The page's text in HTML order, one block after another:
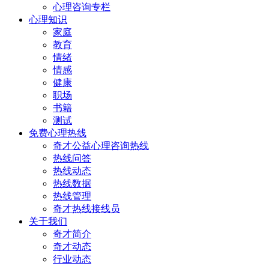
心理咨询专栏
心理知识
家庭
教育
情绪
情感
健康
职场
书籍
测试
免费心理热线
奇才公益心理咨询热线
热线问答
热线动态
热线数据
热线管理
奇才热线接线员
关于我们
奇才简介
奇才动态
行业动态